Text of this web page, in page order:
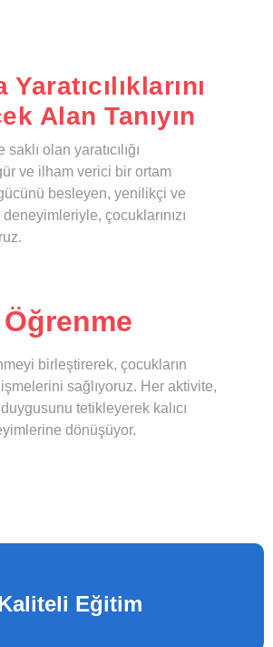
Alan Tanıyın
olan yaratıcılığı
ve ilham verici bir ortam
besleyen, yenilikçi ve
çocuklarınızı
birleştirerek, çocukların
sağlıyoruz. Her aktivite,
tetikleyerek kalıcı
dönüşüyor.
Eğitim